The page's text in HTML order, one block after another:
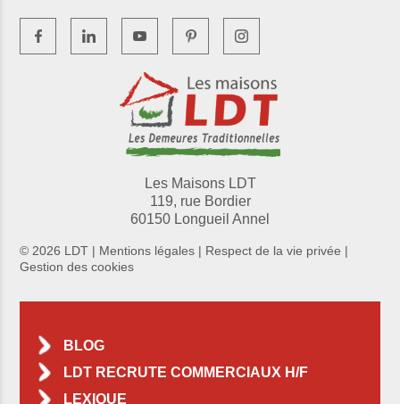
Les Maisons LDT
119, rue Bordier
60150 Longueil Annel
© 2026 LDT | Mentions légales | Respect de la vie privée |
Gestion des cookies
BLOG
LDT RECRUTE COMMERCIAUX H/F
LEXIQUE